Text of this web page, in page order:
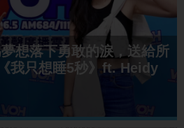
想落下勇敢的淚，送給所
我只想睡5秒》ft. Heidy